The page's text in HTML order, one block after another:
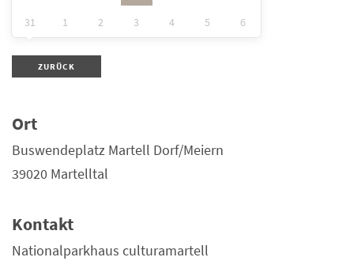
31 1 2 3 4 5 6
ZURÜCK
Ort
Buswendeplatz Martell Dorf/Meiern
39020 Martelltal
Kontakt
Nationalparkhaus culturamartell